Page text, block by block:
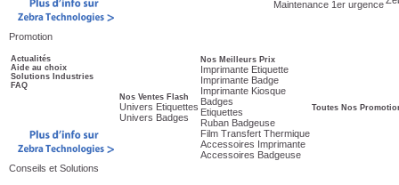
Maintenance 1er urgence
Promotion
Actualités
Aide au choix
Solutions Industries
FAQ
Nos Ventes Flash
Univers Etiquettes
Univers Badges
Nos Meilleurs Prix
Imprimante Etiquette
Imprimante Badge
Imprimante Kiosque
Badges
Etiquettes
Ruban Badgeuse
Film Transfert Thermique
Accessoires Imprimante
Accessoires Badgeuse
Toutes Nos
Conseils et Solutions